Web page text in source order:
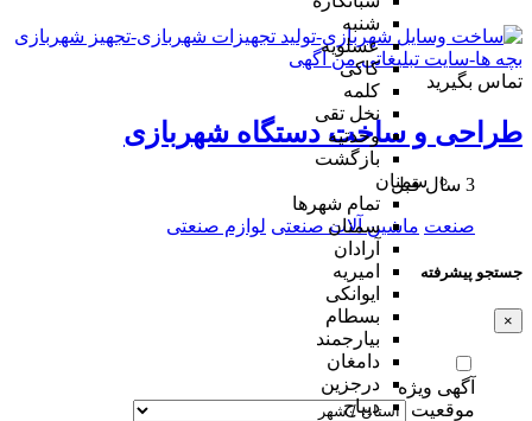
شنبه
عسلویه
کاکی
کلمه
نخل تقی
وحدتیه
بازگشت
سمنان
تمام شهر‌ها
سمنان
آرادان
امیریه
ایوانکی
بسطام
بیارجمند
دامغان
درجزین
دیباج
تماس بگیرید
طراحی و ساخت دستگاه شهربازی
3 سال قبل
صنعت ماشین آلات صنعتی لوازم صنعتی
جستجو پیشرفته
×
آگهی ویژه
موقعیت